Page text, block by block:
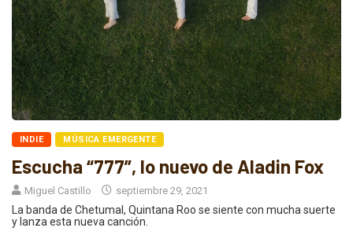
INDIE MÚSICA EMERGENTE
Escucha “777”, lo nuevo de Aladin Fox
Miguel Castillo septiembre 29, 2021
La banda de Chetumal, Quintana Roo se siente con mucha suerte
y lanza esta nueva canción.